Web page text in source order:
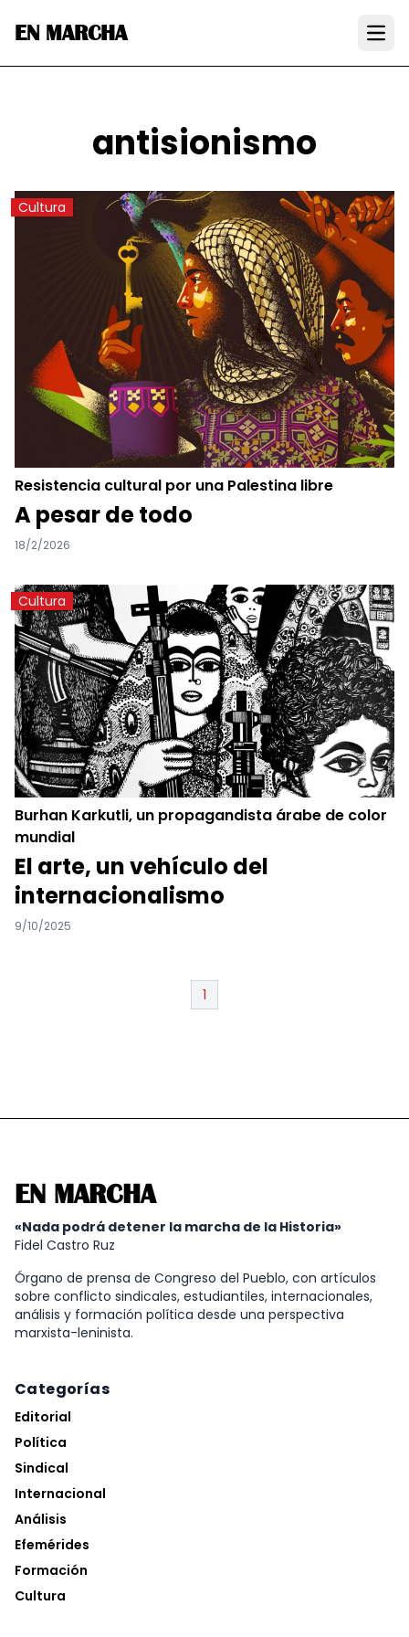
EN MARCHA
antisionismo
Cultura
Resistencia cultural por una Palestina libre
A pesar de todo
18/2/2026
Cultura
Burhan Karkutli, un propagandista árabe de color
mundial
El arte, un vehículo del
internacionalismo
9/10/2025
1
EN MARCHA
«Nada podrá detener la marcha de la Historia»
Fidel Castro Ruz
Órgano de prensa de Congreso del Pueblo, con artículos
sobre conflicto sindicales, estudiantiles, internacionales,
análisis y formación política desde una perspectiva
marxista-leninista.
Categorías
Editorial
Política
Sindical
Internacional
Análisis
Efemérides
Formación
Cultura